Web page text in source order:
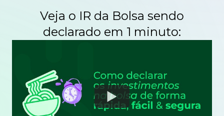
Veja o IR da Bolsa sendo
declarado em 1 minuto:
Watch